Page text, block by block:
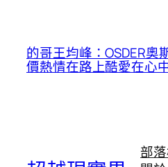
的哥王均峰：OSDER奧
價熱情在路上酷愛在心
部